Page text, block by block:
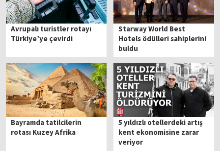
Avrupalı turistler rotayı
Türkiye’ye çevirdi
Starway World Best
Hotels ödülleri sahiplerini
buldu
Bayramda tatilcilerin
rotası Kuzey Afrika
5 yıldızlı otellerdeki artış
kent ekonomisine zarar
veriyor